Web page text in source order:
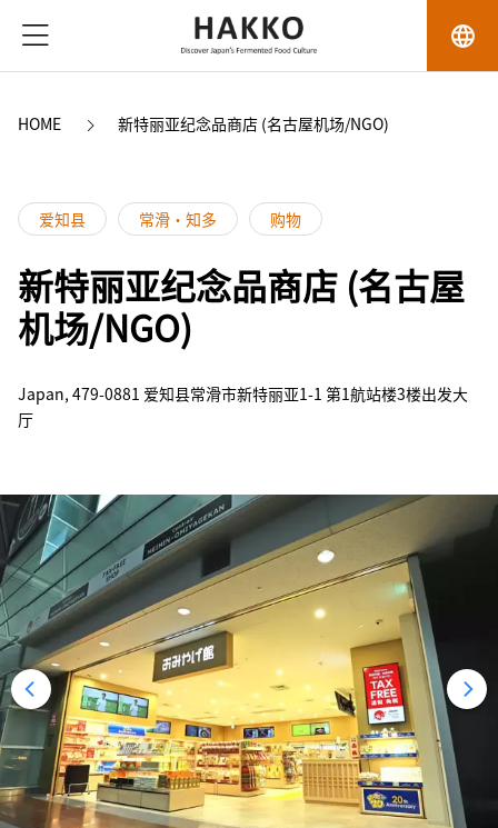
language
HOME 新特丽亚纪念品商店 (名古屋机场/NGO)
爱知县 常滑・知多 购物
新特丽亚纪念品商店 (名古屋
机场/NGO)
Japan, 479-0881 爱知县常滑市新特丽亚1-1 第1航站楼3楼出发大
厅